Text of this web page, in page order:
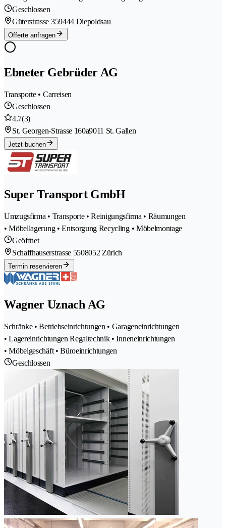
Geschlossen
Güterstrasse 359444 Diepoldsau
Offerte anfragen
Ebneter Gebrüder AG
Transporte • Carreisen
Geschlossen
4.7(3)
St. Georgen-Strasse 160a9011 St. Gallen
Jetzt buchen
Super Transport GmbH
Umzugsfirma • Transporte • Reinigungsfirma • Räumungen
• Möbellagerung • Entsorgung Recycling • Möbelmontage
Geöffnet
Schaffhauserstrasse 5508052 Zürich
Termin reservieren
Wagner Uznach AG
Schränke • Betriebseinrichtungen • Garageneinrichtungen
• Lagereinrichtungen Regaltechnik • Inneneinrichtungen
• Möbelgeschäft • Büroeinrichtungen
Geschlossen